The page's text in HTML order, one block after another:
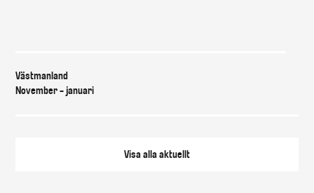
Västmanland
November - januari
Visa allaaktuellt